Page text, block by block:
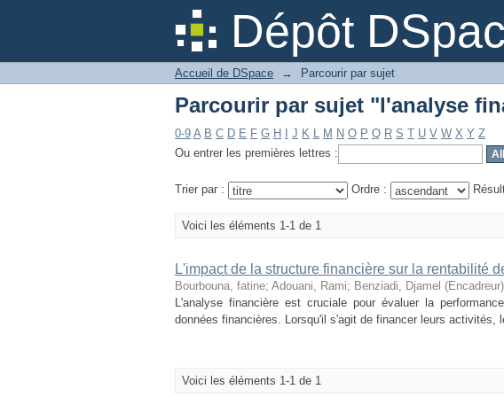
Dépôt
Parcourir par sujet "l'analyse
Accueil de DSpace → Parcourir par sujet
Parcourir par sujet "l'analyse
0-9 A B C D E F G H J K L M N O P Q R S T U V W X Y Z
Ou entrer les premières lettres :
Trier par : Ordre :
Voici les éléments 1-1 de 1
L'impact de la structure financière sur la rentabilité
Bourbouna, fatine; Adouani, Rami; Benziadi, Djamel (Encadreur)
L'analyse financière est cruciale pour évaluer la
données financières. Lorsqu'il s'agit de financer leurs
Voici les éléments 1-1 de 1